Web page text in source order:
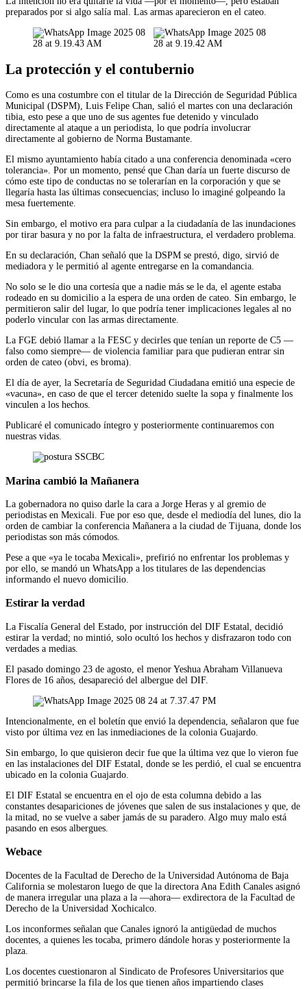
preparados por si algo salía mal. Las armas aparecieron en el cateo.
La protección y el contubernio
Como es una costumbre con el titular de la Dirección de Seguridad Pública
Municipal (DSPM), Luis Felipe Chan, salió el martes con una declaración
tibia, esto pese a que uno de sus agentes fue detenido y vinculado
directamente al ataque a un periodista, lo que podría involucrar
directamente al gobierno de Norma Bustamante.
El mismo ayuntamiento había citado a una conferencia denominada «cero
tolerancia». Por un momento, pensé que Chan daría un fuerte discurso de
cómo este tipo de conductas no se tolerarían en la corporación y que se
llegaría hasta las últimas consecuencias; incluso lo imaginé golpeando la
mesa fuertemente.
Sin embargo, el motivo era para culpar a la ciudadanía de las inundaciones
por tirar basura y no por la falta de infraestructura, el verdadero problema.
En su declaración, Chan señaló que la DSPM se prestó, digo, sirvió de
mediadora y le permitió al agente entregarse en la comandancia.
No solo se le dio una cortesía que a nadie más se le da, el agente estaba
rodeado en su domicilio a la espera de una orden de cateo. Sin embargo, le
permitieron salir del lugar, lo que podría tener implicaciones legales al no
poderlo vincular con las armas directamente.
La FGE debió llamar a la FESC y decirles que tenían un reporte de C5 —
falso como siempre— de violencia familiar para que pudieran entrar sin
orden de cateo (obvi, es broma).
El día de ayer, la Secretaría de Seguridad Ciudadana emitió una especie de
«vacuna», en caso de que el tercer detenido suelte la sopa y finalmente los
vinculen a los hechos.
Publicaré el comunicado íntegro y posteriormente continuaremos con
nuestras vidas.
Marina cambió la Mañanera
La gobernadora no quiso darle la cara a Jorge Heras y al gremio de
periodistas en Mexicali. Fue por eso que, desde el mediodía del lunes, dio la
orden de cambiar la conferencia Mañanera a la ciudad de Tijuana, donde los
periodistas son más cómodos.
Pese a que «ya le tocaba Mexicali», prefirió no enfrentar los problemas y
por ello, se mandó un WhatsApp a los titulares de las dependencias
informando el nuevo domicilio.
Estirar la verdad
La Fiscalía General del Estado, por instrucción del DIF Estatal, decidió
estirar la verdad; no mintió, solo ocultó los hechos y disfrazaron todo con
verdades a medias.
El pasado domingo 23 de agosto, el menor Yeshua Abraham Villanueva
Flores de 16 años, desapareció del albergue del DIF.
Intencionalmente, en el boletín que envió la dependencia, señalaron que fue
visto por última vez en las inmediaciones de la colonia Guajardo.
Sin embargo, lo que quisieron decir fue que la última vez que lo vieron fue
en las instalaciones del DIF Estatal, donde se les perdió, el cual se encuentra
ubicado en la colonia Guajardo.
El DIF Estatal se encuentra en el ojo de esta columna debido a las
constantes desapariciones de jóvenes que salen de sus instalaciones y que, de
la mitad, no se vuelve a saber jamás de su paradero. Algo muy malo está
pasando en esos albergues.
Webace
Docentes de la Facultad de Derecho de la Universidad Autónoma de Baja
California se molestaron luego de que la directora Ana Edith Canales asignó
de manera irregular una plaza a la —ahora— exdirectora de la Facultad de
Derecho de la Universidad Xochicalco.
Los inconformes señalan que Canales ignoró la antigüedad de muchos
docentes, a quienes les tocaba, primero dándole horas y posteriormente la
plaza.
Los docentes cuestionaron al Sindicato de Profesores Universitarios que
permitió brincarse la fila de los que tienen años impartiendo clases